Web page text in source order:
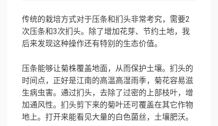
传统的栽培方式对于压条和扪头非常考究，需要2
次压条和3次扪头。除了增加花芽、节约土地，我
后来发现这种操作还有特别的生态价值。
压条能够让菊株覆盖地面，从而保护土壤。扪头的
时间点，正好是江南的高温高湿雨季，菊花容易滋
生病虫害。通过扪头，去除了过密的上部枝叶，增
加通风性。扪头剪下来的菊叶还可覆盖在其它作物
地上。打开来能看见大量的白色菌丝，土壤肥沃。